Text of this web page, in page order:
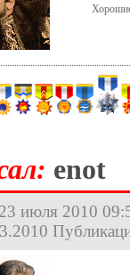
enot
июля 2010